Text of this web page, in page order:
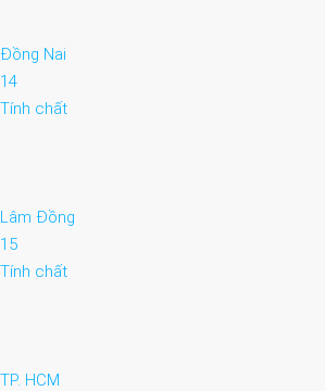
Đồng Nai
14
Tính chất
Lâm Đồng
15
Tính chất
TP. HCM